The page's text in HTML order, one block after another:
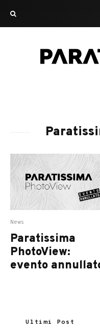
News
Paratissima
PhotoView:
evento
Ultimi Post